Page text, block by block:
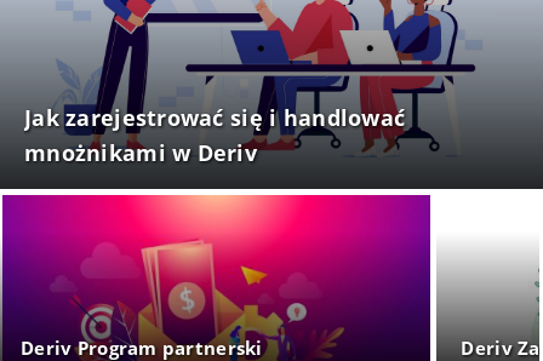
Jak zarejestrować się i handlować
mnożnikami w Deriv
Deriv Program partnerski Deriv